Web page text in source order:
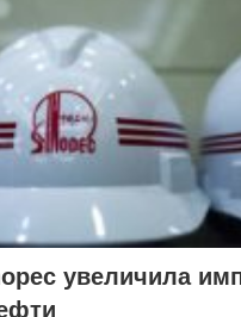
увеличила